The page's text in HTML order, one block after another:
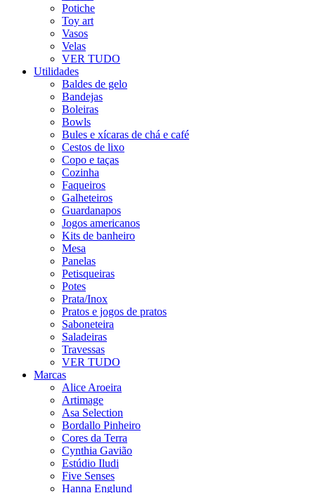
Potiche
Toy art
Vasos
Velas
VER TUDO
Utilidades
Baldes de gelo
Bandejas
Boleiras
Bowls
Bules e xícaras de chá e café
Cestos de lixo
Copo e taças
Cozinha
Faqueiros
Galheteiros
Guardanapos
Jogos americanos
Kits de banheiro
Mesa
Panelas
Petisqueiras
Potes
Prata/Inox
Pratos e jogos de pratos
Saboneteira
Saladeiras
Travessas
VER TUDO
Marcas
Alice Aroeira
Artimage
Asa Selection
Bordallo Pinheiro
Cores da Terra
Cynthia Gavião
Estúdio Iludi
Five Senses
Hanna Englund